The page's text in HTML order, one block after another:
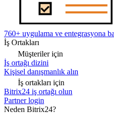
760+ uygulama ve entegrasyona
İş Ortakları
Müşteriler için
İş ortağı dizini
Kişisel danışmanlık alın
İş ortakları için
Bitrix24 iş ortağı olun
Partner login
Neden Bitrix24?